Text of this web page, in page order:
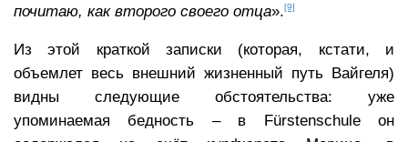
почитаю, как второго своего отца».[9]
Из этой краткой записки (которая, кстати, и
объемлет весь внешний жизненный путь Вайгеля)
видны следующие обстоятельства: уже
упоминаемая бедность – в Fürstenschule он